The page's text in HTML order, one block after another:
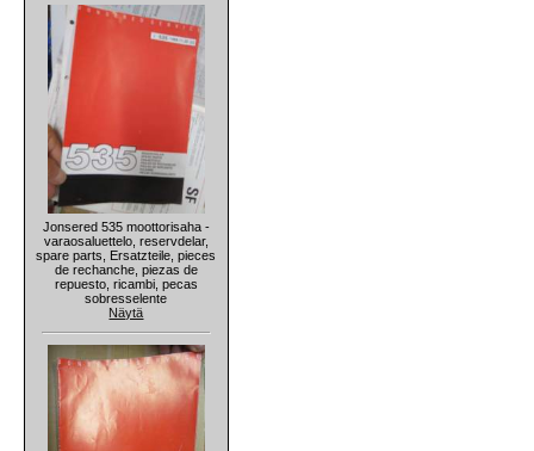
Jonsered 535 moottorisaha -
varaosaluettelo, reservdelar,
spare parts, Ersatzteile, pieces
de rechanche, piezas de
repuesto, ricambi, pecas
sobresselente
Näytä